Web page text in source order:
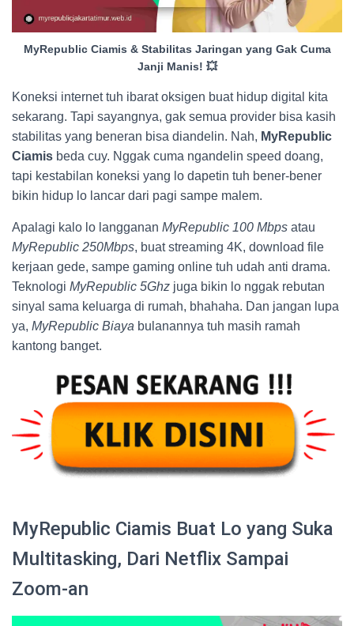
MyRepublic Ciamis & Stabilitas Jaringan yang Gak Cuma
Janji Manis! 💥
Koneksi internet tuh ibarat oksigen buat hidup digital kita
sekarang. Tapi sayangnya, gak semua provider bisa kasih
stabilitas yang beneran bisa diandelin. Nah, MyRepublic
Ciamis beda cuy. Nggak cuma ngandelin speed doang,
tapi kestabilan koneksi yang lo dapetin tuh bener-bener
bikin hidup lo lancar dari pagi sampe malem.
Apalagi kalo lo langganan MyRepublic 100 Mbps atau
MyRepublic 250Mbps, buat streaming 4K, download file
kerjaan gede, sampe gaming online tuh udah anti drama.
Teknologi MyRepublic 5Ghz juga bikin lo nggak rebutan
sinyal sama keluarga di rumah, bhahaha. Dan jangan lupa
ya, MyRepublic Biaya bulanannya tuh masih ramah
kantong banget.
MyRepublic Ciamis Buat Lo yang Suka
Multitasking, Dari Netflix Sampai
Zoom-an